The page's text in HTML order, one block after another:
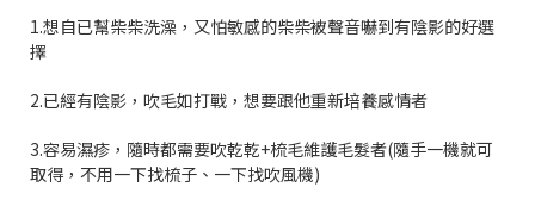
1.想自已幫柴柴洗澡，又怕敏感的柴柴被聲音嚇到有陰影的好選
擇
2.已經有陰影，吹毛如打戰，想要跟他重新培養感情者
3.容易濕疹，隨時都需要吹乾乾+梳毛維護毛髮者(隨手一機就可
取得，不用一下找梳子、一下找吹風機)